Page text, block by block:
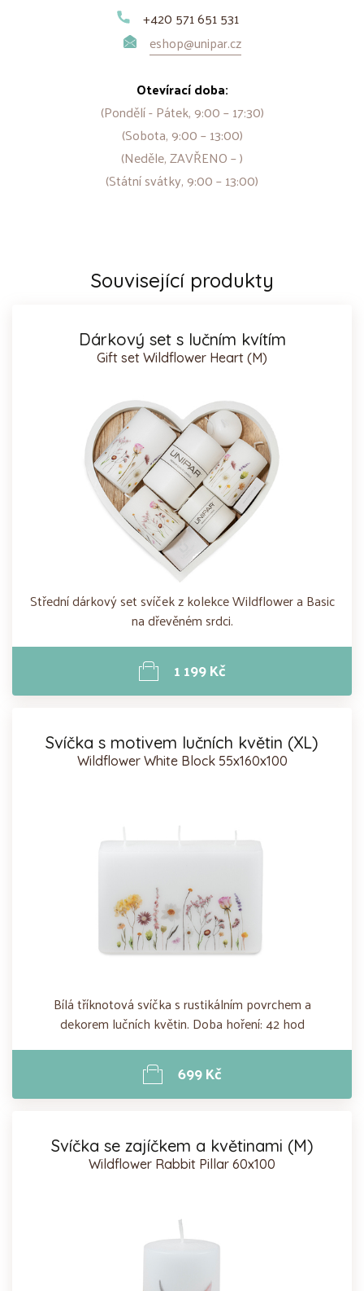
+420 571 651 531
eshop@unipar.cz
Otevírací doba:
(Pondělí - Pátek, 9:00 – 17:30)
(Sobota, 9:00 – 13:00)
(Neděle, ZAVŘENO – )
(Státní svátky, 9:00 – 13:00)
Související produkty
Dárkový set s lučním kvítím
Gift set Wildflower Heart (M)
Střední dárkový set svíček z kolekce Wildflower a Basic
na dřevěném srdci.
1 199 Kč
Svíčka s motivem lučních květin (XL)
Wildflower White Block 55x160x100
Bílá tříknotová svíčka s rustikálním povrchem a
dekorem lučních květin. Doba hoření: 42 hod
699 Kč
Svíčka se zajíčkem a květinami (M)
Wildflower Rabbit Pillar 60x100